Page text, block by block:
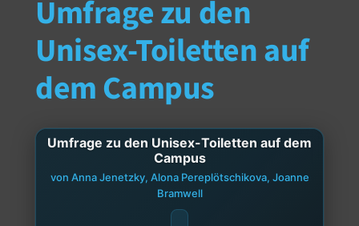
Umfrage zu den
Unisex-Toiletten auf
dem Campus
Umfrage zu den Unisex-Toiletten auf dem
Campus
von Anna Jenetzky, Alona Pereplötschikova, Joanne
Bramwell